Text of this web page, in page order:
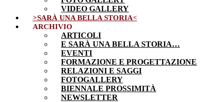
VIDEO GALLERY
>SARÀ UNA BELLA STORIA<
ARCHIVIO
ARTICOLI
E SARÀ UNA BELLA STORIA…
EVENTI
FORMAZIONE E PROGETTAZIONE
RELAZIONI E SAGGI
FOTOGALLERY
BIENNALE PROSSIMITÀ
NEWSLETTER